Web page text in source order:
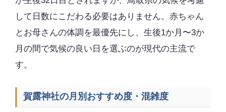
して日数にこだわる必要はありません。赤ちゃん
とお母さんの体調を最優先にし、生後1か月〜3か
月の間で気候の良い日を選ぶのが現代の主流で
す。
賀露神社の月別おすすめ度・混雑度